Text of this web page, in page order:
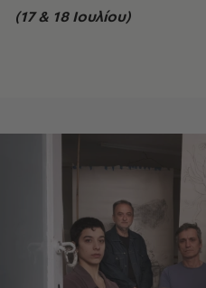
(17 & 18 Ιουλίου)